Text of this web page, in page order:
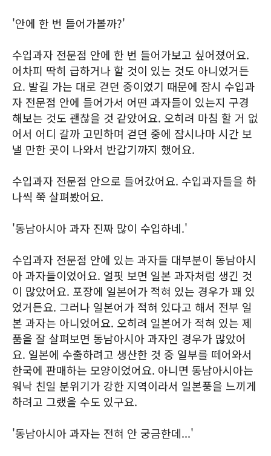
'안에 한 번 들어가볼까?'
수입과자 전문점 안에 한 번 들어가보고 싶어졌어요.
어차피 딱히 급하거나 할 것이 있는 것도 아니었거든
요. 발길 가는 대로 걷던 중이었기 때문에 잠시 수입과
자 전문점 안에 들어가서 어떤 과자들이 있는지 구경
해보는 것도 괜찮을 것 같았어요. 오히려 마침 할 거 없
어서 어디 갈까 고민하며 걷던 중에 잠시나마 시간 보
낼 만한 곳이 나와서 반갑기까지 했어요.
수입과자 전문점 안으로 들어갔어요. 수입과자들을 하
나씩 쭉 살펴봤어요.
'동남아시아 과자 진짜 많이 수입하네.'
수입과자 전문점 안에 있는 과자들 대부분이 동남아시
아 과자들이었어요. 얼핏 보면 일본 과자처럼 생긴 것
이 많았어요. 포장에 일본어가 적혀 있는 경우가 꽤 있
었거든요. 그러나 일본어가 적혀 있다고 해서 전부 일
본 과자는 아니었어요. 오히려 일본어가 적혀 있는 제
품을 잘 살펴보면 동남아시아 과자인 경우가 많았어
요. 일본에 수출하려고 생산한 것 중 일부를 떼어와서
한국에 판매하는 모양이었어요. 아니면 동남아시아는
워낙 친일 분위기가 강한 지역이라서 일본풍을 느끼게
하려고 그랬을 수도 있구요.
'동남아시아 과자는 전혀 안 궁금한데...'